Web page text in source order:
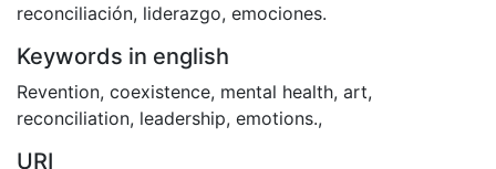
reconciliación, liderazgo, emociones.
Keywords in english
Revention, coexistence, mental health, art,
reconciliation, leadership, emotions.,
URI